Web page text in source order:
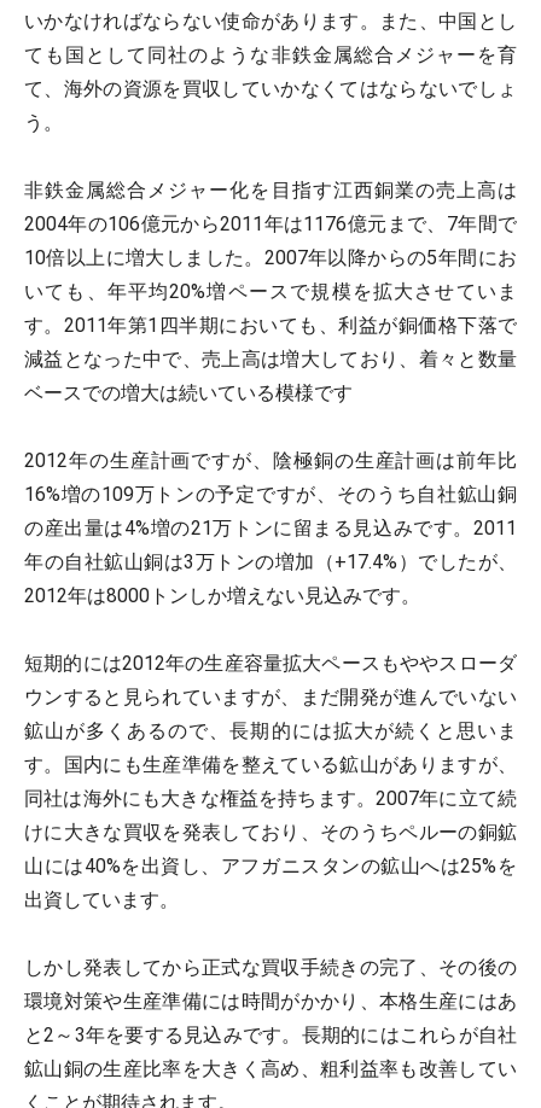
いかなければならない使命があります。また、中国とし
ても国として同社のような非鉄金属総合メジャーを育
て、海外の資源を買収していかなくてはならないでしょ
う。
非鉄金属総合メジャー化を目指す江西銅業の売上高は
2004年の106億元から2011年は1176億元まで、7年間で
10倍以上に増大しました。2007年以降からの5年間にお
いても、年平均20%増ペースで規模を拡大させていま
す。2011年第1四半期においても、利益が銅価格下落で
減益となった中で、売上高は増大しており、着々と数量
ベースでの増大は続いている模様です
2012年の生産計画ですが、陰極銅の生産計画は前年比
16%増の109万トンの予定ですが、そのうち自社鉱山銅
の産出量は4%増の21万トンに留まる見込みです。2011
年の自社鉱山銅は3万トンの増加（+17.4%）でしたが、
2012年は8000トンしか増えない見込みです。
短期的には2012年の生産容量拡大ペースもややスローダ
ウンすると見られていますが、まだ開発が進んでいない
鉱山が多くあるので、長期的には拡大が続くと思いま
す。国内にも生産準備を整えている鉱山がありますが、
同社は海外にも大きな権益を持ちます。2007年に立て続
けに大きな買収を発表しており、そのうちペルーの銅鉱
山には40%を出資し、アフガニスタンの鉱山へは25%を
出資しています。
しかし発表してから正式な買収手続きの完了、その後の
環境対策や生産準備には時間がかかり、本格生産にはあ
と2～3年を要する見込みです。長期的にはこれらが自社
鉱山銅の生産比率を大きく高め、粗利益率も改善してい
くことが期待されます。